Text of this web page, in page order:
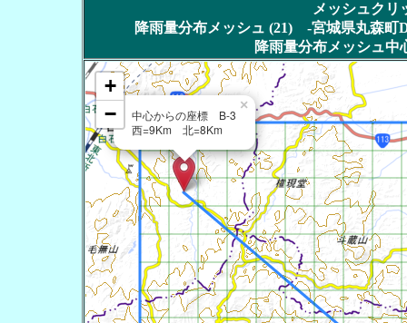
メッシュクリ
降雨量分布メッシュ (21) -宮城県丸森
降雨量分布メッシュ
中心からの座標 B-3
西=9Km 北=8Km
×
+
−